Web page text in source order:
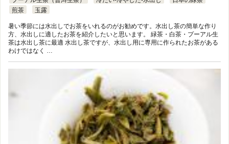
煎茶
玉露
暑い季節には水出しでお茶をいれるのがお勧めです。水出し茶の簡単な作り
方、水出しに適したお茶を紹介したいと思います。 緑茶・白茶・プーアル生
茶は水出し茶に最適 水出し茶ですが、水出し用に専用に作られたお茶がある
わけではなく …